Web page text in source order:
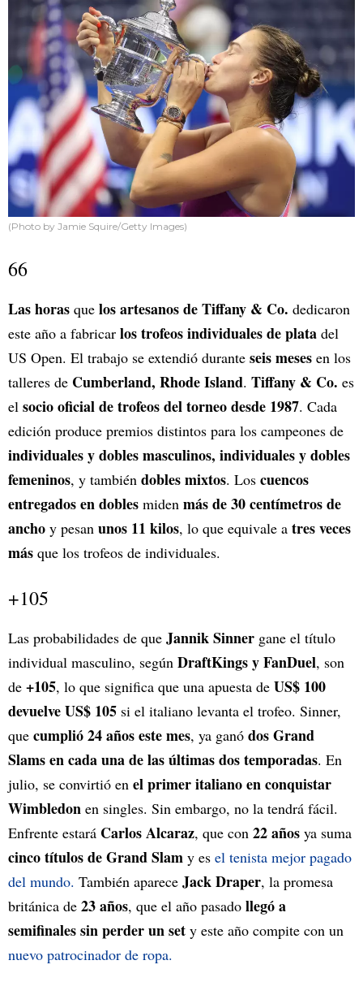
(Photo by Jamie Squire/Getty Images)
66
Las horas que los artesanos de Tiffany & Co. dedicaron
este año a fabricar los trofeos individuales de plata del
US Open. El trabajo se extendió durante seis meses en los
talleres de Cumberland, Rhode Island. Tiffany & Co. es
el socio oficial de trofeos del torneo desde 1987. Cada
edición produce premios distintos para los campeones de
individuales y dobles masculinos, individuales y dobles
femeninos, y también dobles mixtos. Los cuencos
entregados en dobles miden más de 30 centímetros de
ancho y pesan unos 11 kilos, lo que equivale a tres veces
más que los trofeos de individuales.
+105
Las probabilidades de que Jannik Sinner gane el título
individual masculino, según DraftKings y FanDuel, son
de +105, lo que significa que una apuesta de US$ 100
devuelve US$ 105 si el italiano levanta el trofeo. Sinner,
que cumplió 24 años este mes, ya ganó dos Grand
Slams en cada una de las últimas dos temporadas. En
julio, se convirtió en el primer italiano en conquistar
Wimbledon en singles. Sin embargo, no la tendrá fácil.
Enfrente estará Carlos Alcaraz, que con 22 años ya suma
cinco títulos de Grand Slam y es el tenista mejor pagado
del mundo. También aparece Jack Draper, la promesa
británica de 23 años, que el año pasado llegó a
semifinales sin perder un set y este año compite con un
nuevo patrocinador de ropa.